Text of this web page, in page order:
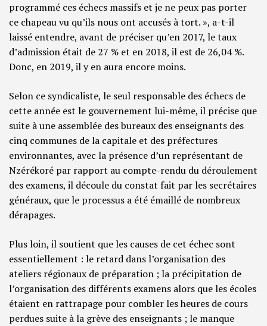
programmé ces échecs massifs et je ne peux pas porter
ce chapeau vu qu’ils nous ont accusés à tort. », a-t-il
laissé entendre, avant de préciser qu’en 2017, le taux
d’admission était de 27 % et en 2018, il est de 26,04 %.
Donc, en 2019, il y en aura encore moins.
Selon ce syndicaliste, le seul responsable des échecs de
cette année est le gouvernement lui-même, il précise que
suite à une assemblée des bureaux des enseignants des
cinq communes de la capitale et des préfectures
environnantes, avec la présence d’un représentant de
Nzérékoré par rapport au compte-rendu du déroulement
des examens, il découle du constat fait par les secrétaires
généraux, que le processus a été émaillé de nombreux
dérapages.
Plus loin, il soutient que les causes de cet échec sont
essentiellement : le retard dans l’organisation des
ateliers régionaux de préparation ; la précipitation de
l’organisation des différents examens alors que les écoles
étaient en rattrapage pour combler les heures de cours
perdues suite à la grève des enseignants ; le manque